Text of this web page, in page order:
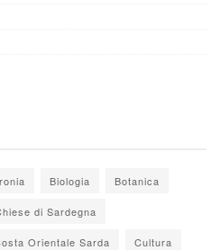
Biologia Botanica
di Sardegna
Orientale Sarda Cultura